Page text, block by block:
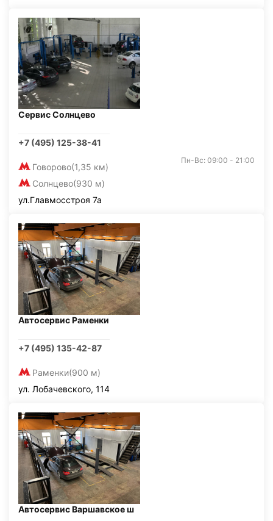
Сервис Солнцево
+7 (495) 125-38-41
Говорово(1,35 км)
Солнцево(930 м)
Пн-Вс: 09:00 - 21:00
ул.Главмосстроя 7а
Автосервис Раменки
+7 (495) 135-42-87
Раменки(900 м)
ул. Лобачевского, 114
Автосервис Варшавское ш